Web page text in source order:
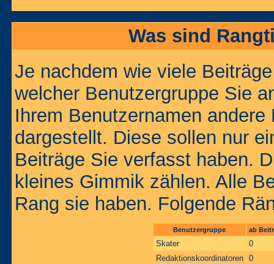
Was sind
Je nachdem wie viele
welcher Benutzergruppe Sie
Ihrem Benutzernamen
dargestellt. Diese sollen nur
Beiträge Sie verfasst haben.
kleines Gimmik zählen. Alle
Rang sie haben. Folgende
Benutzergruppe ab
Skater
0
Redaktionskoordinatoren
0